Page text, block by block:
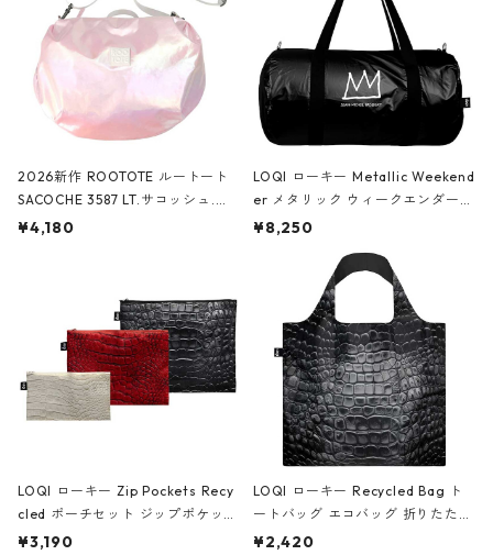
2026新作 ROOTOTE ルートート
SACOCHE 3587 LT.サコッシュ.ル
ミエ-B ショルダーバッグ グロスピ
¥4,180
LOQI ローキー Metallic Weekend
er メタリック ウィークエンダー
ボストンバッグ ショルダーバッグ
Black ジャン=ミッシェル・バスキ
ア/クラウン ブラック
¥8,250
LOQI ローキー Zip Pockets Recy
cled ポーチセット ジップポケット
ファスナーポーチ 撥水加工 トラベ
¥3,190
LOQI ローキー Recycled Bag ト
ートバッグ エコバッグ 折りたたみ
大きめ 撥水加工 収納ポーチ CRO
¥2,420